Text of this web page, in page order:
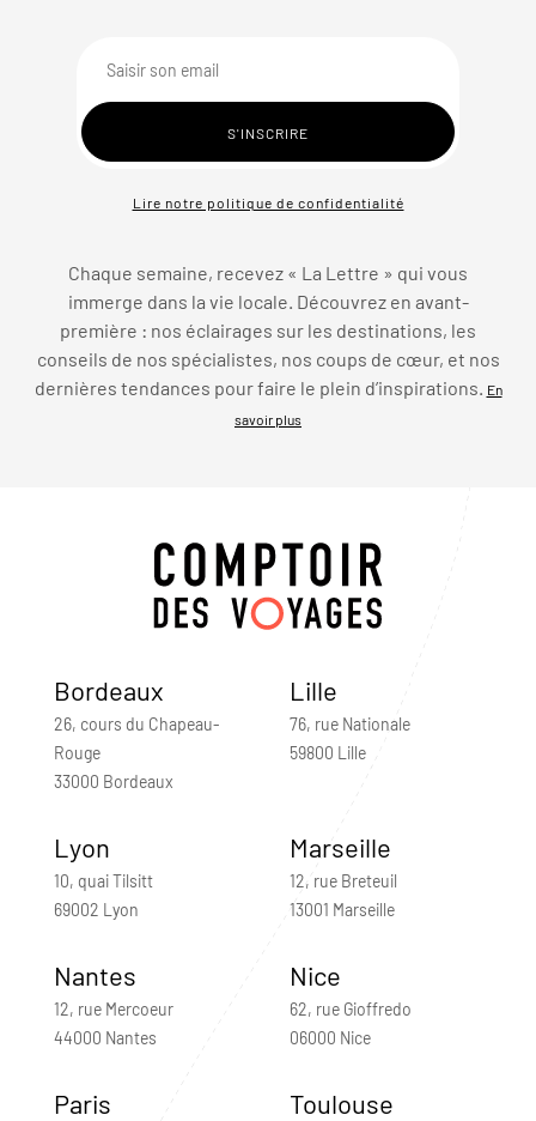
Lire notre politique de confidentialité
Chaque semaine, recevez « La Lettre » qui vous
immerge dans la vie locale. Découvrez en avant-
première : nos éclairages sur les destinations, les
conseils de nos spécialistes, nos coups de cœur, et nos
dernières tendances pour faire le plein d’inspirations. En
savoir plus
Bordeaux
26, cours du Chapeau-
Rouge
33000 Bordeaux
Lille
76, rue Nationale
59800 Lille
Lyon
10, quai Tilsitt
69002 Lyon
Marseille
12, rue Breteuil
13001 Marseille
Nantes
12, rue Mercoeur
44000 Nantes
Nice
62, rue Gioffredo
06000 Nice
Paris Toulouse